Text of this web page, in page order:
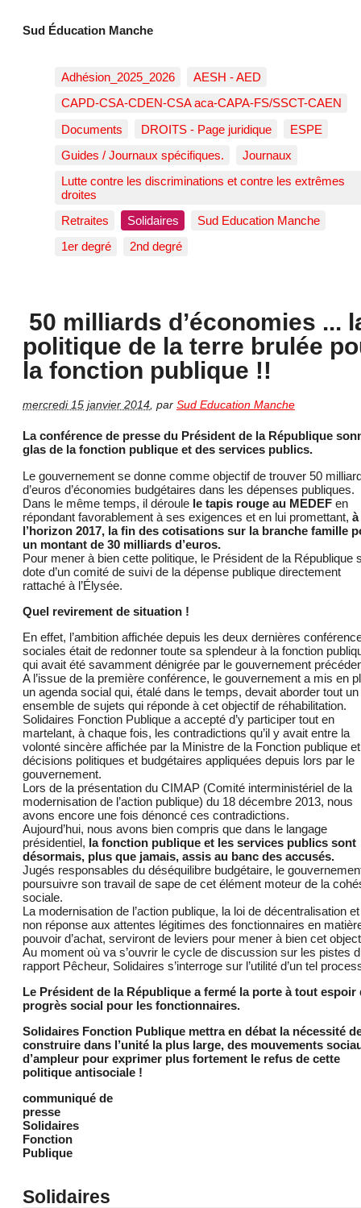
Sud Éducation Manche
Adhésion_2025_2026
AESH - AED
CAPD-CSA-CDEN-CSA aca-CAPA-FS/SSCT-CAEN
Documents
DROITS - Page juridique
ESPE
Guides / Journaux spécifiques.
Journaux
Lutte contre les discriminations et contre les extrêmes
droites
Retraites
Solidaires
Sud Education Manche
1er degré
2nd degré
50 milliards d’économies ...
politique de la terre brulée
la fonction publique !!
mercredi 15 janvier 2014 par Sud Education Manche
La conférence de presse du Président de la République
glas de la fonction publique et des services publics.
Le gouvernement se donne comme objectif de trouver 50
d’euros d’économies budgétaires dans les dépenses publiques.
Dans le même temps, il déroule le tapis rouge au MEDEF en
répondant favorablement à ses exigences et en lui promettant, à
l’horizon 2017, la fin des cotisations sur la branche famille
un montant de 30 milliards d’euros.
Pour mener à bien cette politique, le Président de la République
dote d’un comité de suivi de la dépense publique directement
rattaché à l’Élysée.
Quel revirement de situation !
En effet, l’ambition affichée depuis les deux dernières
sociales était de redonner toute sa splendeur à la fonction
qui avait été savamment dénigrée par le gouvernement
A l’issue de la première conférence, le gouvernement a mis en
un agenda social qui, étalé dans le temps, devait aborder tout un
ensemble de sujets qui réponde à cet objectif de réhabilitation.
Solidaires Fonction Publique a accepté d’y participer tout en
martelant, à chaque fois, les contradictions qu’il y avait entre la
volonté sincère affichée par la Ministre de la Fonction publique
décisions politiques et budgétaires appliquées depuis lors par le
gouvernement.
Lors de la présentation du CIMAP (Comité interministériel de la
modernisation de l’action publique) du 18 décembre 2013, nous
avons encore une fois dénoncé ces contradictions.
Aujourd’hui, nous avons bien compris que dans le langage
présidentiel, la fonction publique et les services publics sont
désormais, plus que jamais, assis au banc des accusés.
Jugés responsables du déséquilibre budgétaire, le
poursuivre son travail de sape de cet élément moteur de la
sociale.
La modernisation de l’action publique, la loi de décentralisation
non réponse aux attentes légitimes des fonctionnaires en
pouvoir d’achat, serviront de leviers pour mener à bien cet
Au moment où va s’ouvrir le cycle de discussion sur les pistes
rapport Pêcheur, Solidaires s’interroge sur l’utilité d’un tel
Le Président de la République a fermé la porte à tout espoir
progrès social pour les fonctionnaires.
Solidaires Fonction Publique mettra en débat la nécessité
construire dans l’unité la plus large, des mouvements
d’ampleur pour exprimer plus fortement le refus de cette
politique antisociale !
communiqué de
presse
Solidaires
Fonction
Publique
Solidaires